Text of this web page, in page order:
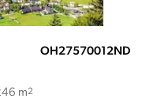
OH27570012ND
m2